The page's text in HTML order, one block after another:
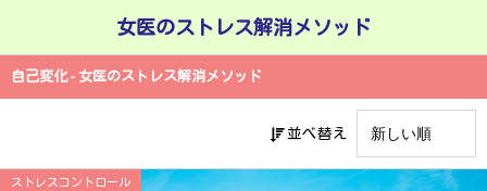
女医のストレス解消メソッド
自己変化 - 女医のストレス解消メソッド
並べ替え
ストレスコントロール